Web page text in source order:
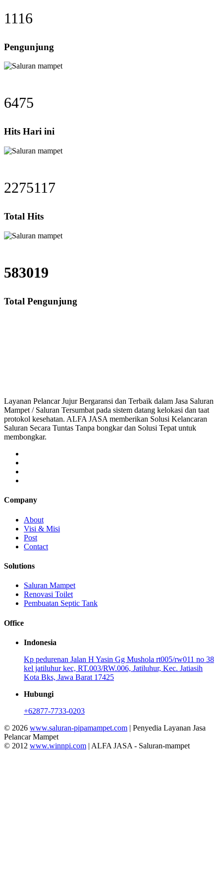
1116
Pengunjung
6475
Hits Hari ini
2275117
Total Hits
583019
Total Pengunjung
Layanan Pelancar Jujur Bergaransi dan Terbaik dalam Jasa Saluran
Mampet / Saluran Tersumbat pada sistem datang kelokasi dan taat
protokol kesehatan. ALFA JASA memberikan Solusi Kelancaran
Saluran Secara Tuntas Tanpa bongkar dan Solusi Tepat untuk
membongkar.
Company
About
Visi & Misi
Post
Contact
Solutions
Saluran Mampet
Renovasi Toilet
Pembuatan Septic Tank
Office
Indonesia
Kp pedurenan Jalan H Yasin Gg Mushola rt005/rw011 no 38
kel jatiluhur kec, RT.003/RW.006, Jatiluhur, Kec. Jatiasih
Kota Bks, Jawa Barat 17425
Hubungi
+62877-7733-0203
© 2026 www.saluran-pipamampet.com | Penyedia Layanan Jasa
Pelancar Mampet
© 2012 www.winnpi.com | ALFA JASA - Saluran-mampet